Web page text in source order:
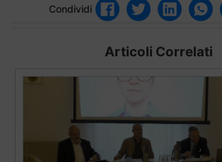
Condividi
Articoli Correlati